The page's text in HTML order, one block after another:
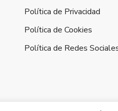
Política de Privacidad
Política de Cookies
Política de Redes